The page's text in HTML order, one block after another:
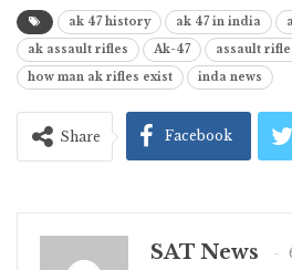
ak 47 history ak 47 in india
ak assault rifles
Ak-47
assault
how man ak rifles exist
inda news
Share Facebook
SAT News